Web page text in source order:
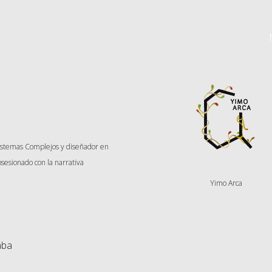
Complejos y diseñador en
con la narrativa
Yimo Arca